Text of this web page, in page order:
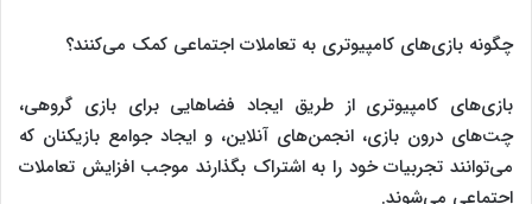
چگونه بازی‌های کامپیوتری به تعاملات اجتماعی کمک می‌کنند؟
بازی‌های کامپیوتری از طریق ایجاد فضاهایی برای بازی گروهی،
چت‌های درون بازی، انجمن‌های آنلاین، و ایجاد جوامع بازیکنان که
می‌توانند تجربیات خود را به اشتراک بگذارند موجب افزایش تعاملات
اجتماعی می‌شوند.